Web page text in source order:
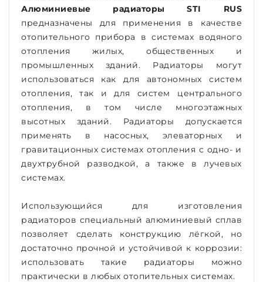
Алюминиевые радиаторы STI RUS
предназначены для применения в качестве
отопительного прибора в системах водяного
отопления жилых, общественных и
промышленных зданий. Радиаторы могут
использоваться как для автономных систем
отопления, так и для систем центрального
отопления, в том числе многоэтажных
высотных зданий. Радиаторы допускается
применять в насосных, элеваторных и
гравитационных системах отопления с одно- и
двухтрубной разводкой, а также в лучевых
системах.
Использующийся для изготовления
радиаторов специальный алюминиевый сплав
позволяет сделать конструкцию лёгкой, но
достаточно прочной и устойчивой к коррозии:
использовать такие радиаторы можно
практически в любых отопительных системах.